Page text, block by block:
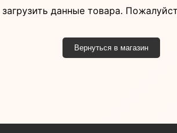
данные товара.
Вернуться в магазин